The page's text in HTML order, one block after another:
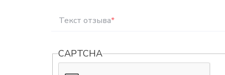
Текст отзыва*
CAPTCHA